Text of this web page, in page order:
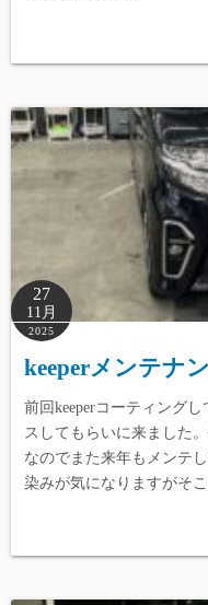
27
11月
2025
keeperメンテナ
前回keeperコーティング
スしてもらいに来ました
なのでまた来年もメンテ
染みが気になりますがそ